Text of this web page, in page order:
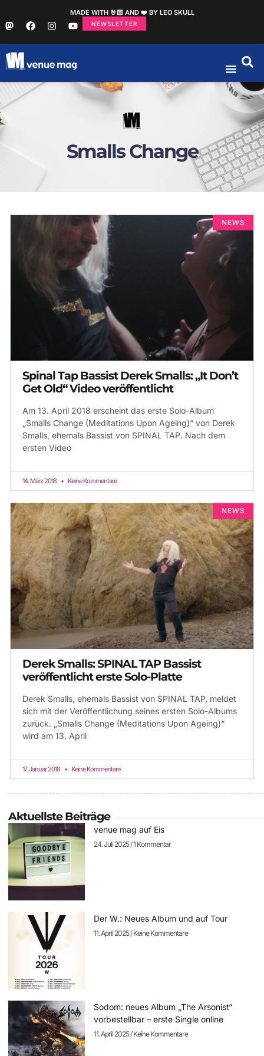
MADE WITH 🤘🏻 AND ❤️ BY LEO SKULL
NEWSLETTER
Smalls Change
NEWS
Spinal Tap Bassist Derek Smalls: „It Don’t
Get Old“ Video veröffentlicht
Am 13. April 2018 erscheint das erste Solo-Album
„Smalls Change (Meditations Upon Ageing)“ von Derek
Smalls, ehemals Bassist von SPINAL TAP. Nach dem
ersten Video
14. März 2018 Keine Kommentare
NEWS
Derek Smalls: SPINAL TAP Bassist
veröffentlicht erste Solo-Platte
Derek Smalls, ehemals Bassist von SPINAL TAP, meldet
sich mit der Veröffentlichung seines ersten Solo-Albums
zurück. „Smalls Change (Meditations Upon Ageing)“
wird am 13. April
17. Januar 2018 Keine Kommentare
Aktuellste Beiträge
venue mag auf Eis
24. Juli 2025 1 Kommentar
Der W.: Neues Album und auf Tour
11. April 2025 Keine Kommentare
Sodom: neues Album „The Arsonist“
vorbestellbar – erste Single online
11. April 2025 Keine Kommentare